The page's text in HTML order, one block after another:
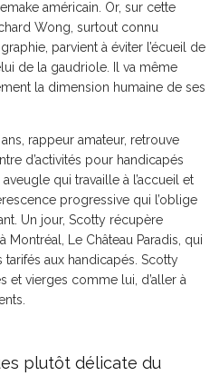
américain. Or, sur cette
Wong, surtout connu
parvient à éviter l’écueil de
de la gaudriole. Il va même
la dimension humaine de ses
rappeur amateur, retrouve
d’activités pour handicapés
qui travaille à l’accueil et
progressive qui l’oblige
Un jour, Scotty récupère
Montréal, Le Château Paradis, qui
aux handicapés. Scotty
et vierges comme lui, d’aller à
plutôt délicate du